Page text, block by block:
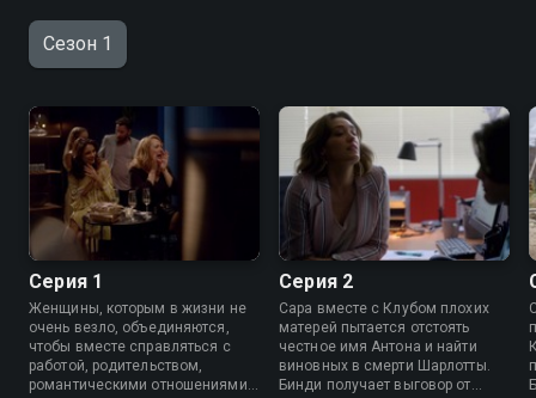
Сезон 1
Серия 1
Женщины, которым в жизни не
очень везло, объединяются,
чтобы вместе справляться с
работой, родительством,
романтическими отношениями и
Серия 2
Сара вместе с Клубом плохих
матерей пытается отстоять
честное имя Антона и найти
виновных в смерти Шарлотты.
Бинди получает выговор от